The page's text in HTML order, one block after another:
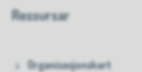
Ressursar
Organisasjonskart